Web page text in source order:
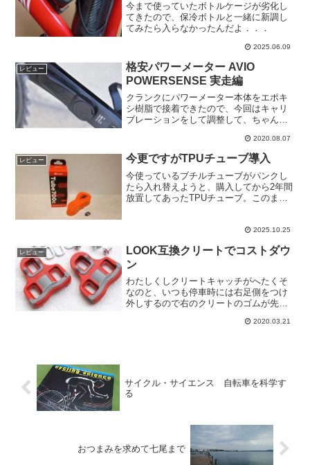
今まで使っていたボトルケージが劣化し
てきたので、保冷ボトルと一緒に新調し
てみたら入らなかったんだよ．．．
2025.06.09
レビュー
格安パワーメーター AVIO
POWERSENSE 実走編
クランクにパワーメーター本体をエポキ
シ樹脂で接着できたので、今回はキャリ
ブレーションをして調整して、ちゃんと
2020.08.07
レビュー 今更ですがTPUチューブ導入
今使っているブチルチューブがパンクし
たら入れ替えようと、購入してから2年間
放置してあったTPUチューブ。このまま
2025.10.25
レビュー
LOOK互換クリートでコストダウ
ン
わたしくしクリートキャッチがへたくそ
なのと、いつも停車時には右足側をつけ
外しするので右のクリートのゴムが先に
LOOK純正ではなく互換クリートに交換
2020.03.21
サイクル・サイエンス 自転車を科学す
る
おつまみを求めて七尾まで